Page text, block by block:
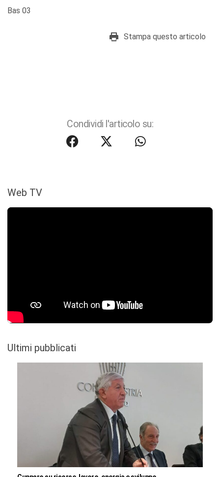
Bas 03
Stampa questo articolo
Condividi l'articolo su:
Web TV
Ultimi pubblicati